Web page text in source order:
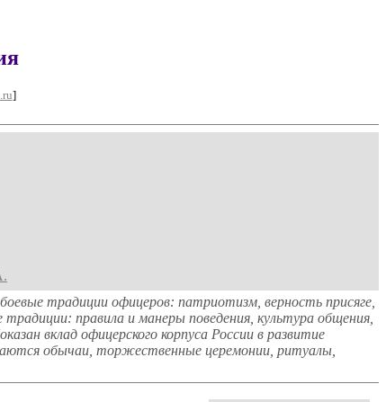
]
традиции офицеров: патриотизм, верность присяге,
правила и манеры поведения, культура общения,
вклад офицерского корпуса России в развитие
обычаи, торжественные церемонии, ритуалы,